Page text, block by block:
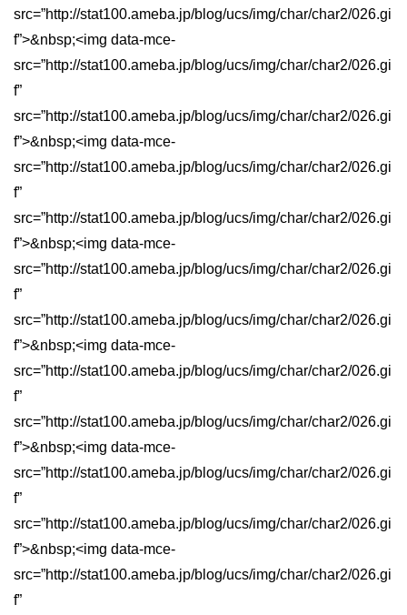
src=”http://stat100.ameba.jp/blog/ucs/img/char/char2/026.gi
f”>&nbsp;<img data-mce-
src=”http://stat100.ameba.jp/blog/ucs/img/char/char2/026.gi
f”
src=”http://stat100.ameba.jp/blog/ucs/img/char/char2/026.gi
f”>&nbsp;<img data-mce-
src=”http://stat100.ameba.jp/blog/ucs/img/char/char2/026.gi
f”
src=”http://stat100.ameba.jp/blog/ucs/img/char/char2/026.gi
f”>&nbsp;<img data-mce-
src=”http://stat100.ameba.jp/blog/ucs/img/char/char2/026.gi
f”
src=”http://stat100.ameba.jp/blog/ucs/img/char/char2/026.gi
f”>&nbsp;<img data-mce-
src=”http://stat100.ameba.jp/blog/ucs/img/char/char2/026.gi
f”
src=”http://stat100.ameba.jp/blog/ucs/img/char/char2/026.gi
f”>&nbsp;<img data-mce-
src=”http://stat100.ameba.jp/blog/ucs/img/char/char2/026.gi
f”
src=”http://stat100.ameba.jp/blog/ucs/img/char/char2/026.gi
f”>&nbsp;<img data-mce-
src=”http://stat100.ameba.jp/blog/ucs/img/char/char2/026.gi
f”